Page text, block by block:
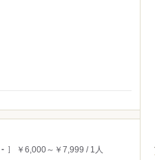
- ￥6,000～￥7,999 1人